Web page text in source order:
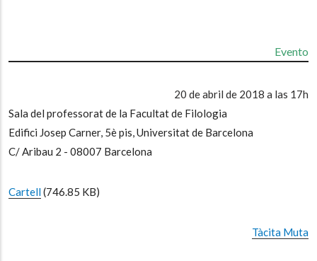
Evento
20 de abril de 2018 a las 17h
Sala del professorat de la Facultat de Filologia
Edifici Josep Carner, 5è pis, Universitat de Barcelona
C/ Aribau 2 - 08007 Barcelona
Cartell(746.85 KB)
Tàcita Muta